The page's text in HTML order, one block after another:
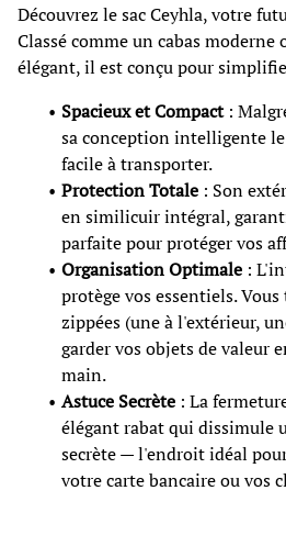
Découvrez le sac Ceyhla, votre
Classé comme un cabas
élégant, il est conçu pour
Spacieux et Compact:
sa conception intelligente
facile à transporter.
Protection Totale : Son
en similicuir intégral,
parfaite pour protéger vos
Organisation Optimale :
protège vos essentiels.
zippées (une à l'extérieur,
garder vos objets de valeur
main.
Astuce Secrète : La
élégant rabat qui dissimule
secrète — l'endroit idéal
votre carte bancaire ou vos